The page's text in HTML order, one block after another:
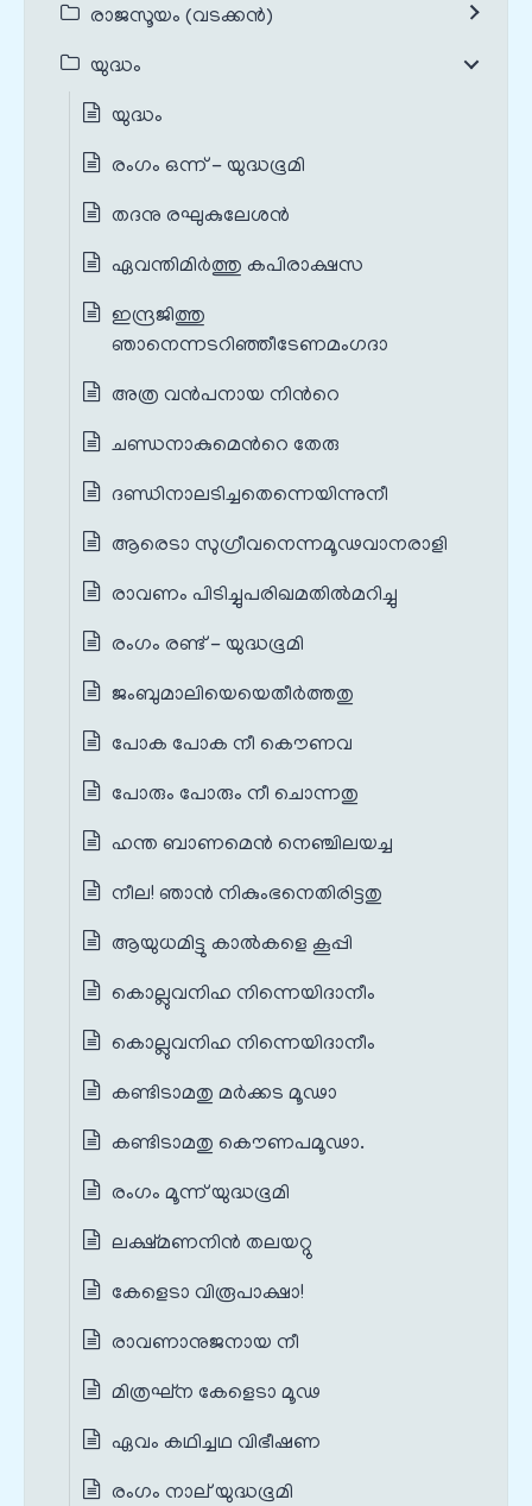
രാജസൂയം (വടക്കൻ)
യുദ്ധം
യുദ്ധം
രംഗം ഒന്ന് - യുദ്ധഭൂമി
തദനു രഘുകുലേശന്‍
ഏവന്തിമിര്‍ത്തു കപിരാക്ഷസ
ഇന്ദ്രജിത്തു
ഞാനെന്നടറിഞ്ഞീടേണമംഗദാ
അത്ര വന്‍പനായ നിന്‍റെ
ചണ്ഡനാകുമെന്‍റെ തേരു
ദണ്ഡിനാലടിച്ചതെന്നെയിന്നുനീ
ആരെടാ സുഗ്രീവനെന്നമൂഢവാനരാളി
രാവണം പിടിച്ചുപരിഖമതില്‍മറിച്ചു
രംഗം രണ്ട് - യുദ്ധഭൂമി
ജംബുമാലിയെയെതീര്‍ത്തതു
പോക പോക നീ കൌണവ
പോരും പോരും നീ ചൊന്നതു
ഹന്ത ബാണമെൻ നെഞ്ചിലയച്ച
നീല! ഞാന്‍ നികുംഭനെതിരിട്ടതു
ആയുധമിട്ടു കാല്‍കളെ കൂപ്പി
കൊല്ലുവനിഹ നിന്നെയിദാനീം
കൊല്ലുവനിഹ നിന്നെയിദാനീം
കണ്ടിടാമതു മര്‍ക്കട മൂഢാ
കണ്ടിടാമതു കൌണപമൂഢാ.
രംഗം മൂന്ന് യുദ്ധഭൂമി
ലക്ഷ്മണനിന്‍ തലയറ്റു
കേളെടാ വിരൂപാക്ഷാ!
രാവണാനുജനായ നീ
മിത്രഘ്ന കേളെടാ മൂഢ
ഏവം കഥിച്ചഥ വിഭീഷണ
രംഗം നാല് യുദ്ധഭൂമി